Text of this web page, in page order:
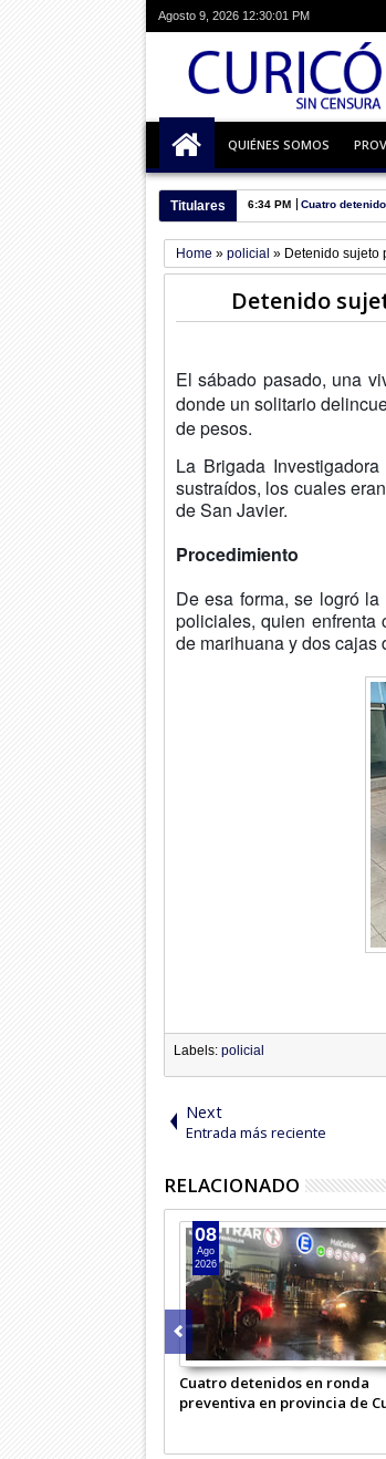
Agosto 9, 2026 12:30:02 PM
QUIÉNES SOMOS
Titulares 6:34 PM Cuatro
Home » policial » Detenido sujeto
Detenido
El sábado pasado, una
donde un solitario
de pesos.
La Brigada
sustraídos, los cuales
de San Javier.
Procedimiento
De esa forma, se logró
policiales, quien enfrenta
de marihuana y dos cajas
Labels: policial
Next
Entrada más reciente
RELACIONADO
Cuatro detenidos en ronda
preventiva en provincia de
08
Ago
2026